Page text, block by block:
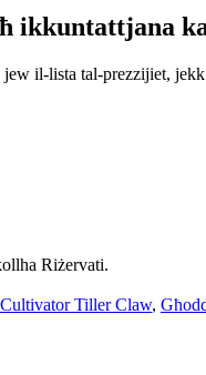
ikkuntattjana
il-lista tal-prezzijiet,
Riżervati.
Tiller Claw,